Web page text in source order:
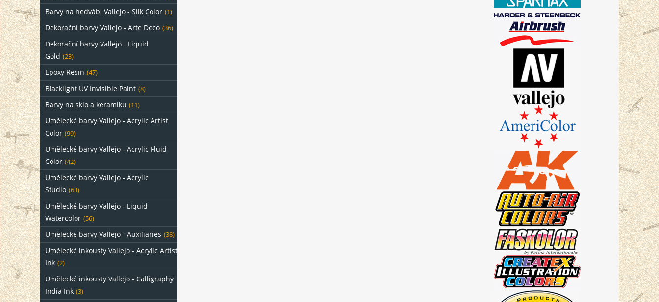
Barvy na hedvábí Vallejo - Silk Color (1)
Dekorační barvy Vallejo - Arte Deco (36)
Dekorační barvy Vallejo - Liquid
Gold (23)
Epoxy Resin (47)
Blacklight UV Invisible Paint (8)
Barvy na sklo a keramiku (11)
Umělecké barvy Vallejo - Acrylic Artist
Color (99)
Umělecké barvy Vallejo - Acrylic Fluid
Color (42)
Umělecké barvy Vallejo - Acrylic
Studio (63)
Umělecké barvy Vallejo - Liquid
Watercolor (56)
Umělecké barvy Vallejo - Auxiliaries (38)
Umělecké inkousty Vallejo - Acrylic Artist
Ink (2)
Umělecké inkousty Vallejo - Calligraphy
India Ink (3)